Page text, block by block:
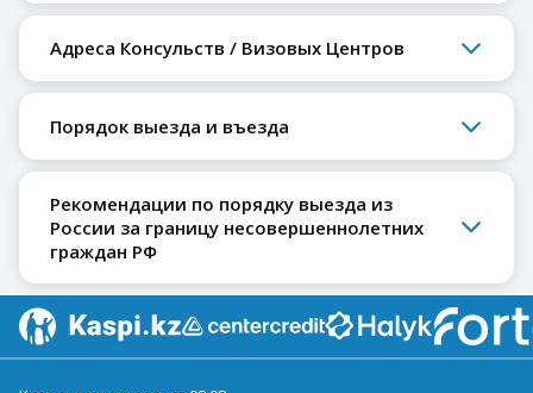
Адреса Консульств / Визовых Центров
Порядок выезда и въезда
Рекомендации по порядку выезда из
России за границу несовершеннолетних
граждан РФ